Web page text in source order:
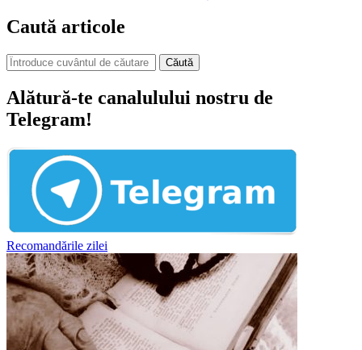
Caută articole
Căută
Alătură-te canalulului nostru de
Telegram!
Recomandările zilei